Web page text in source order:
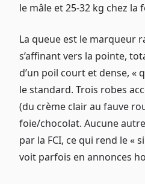
le mâle et 25-32 kg chez la
La queue est le marqueur
s’affinant vers la pointe,
d’un poil court et dense, «
le standard. Trois robes
(du crème clair au fauve
foie/chocolat. Aucune
par la FCI, ce qui rend le «
voit parfois en annonces